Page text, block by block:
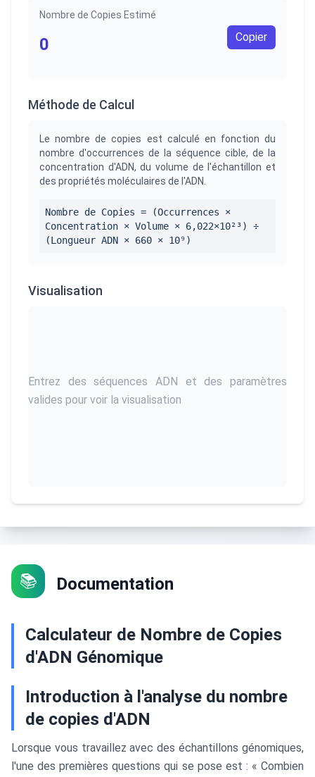
Nombre de Copies Estimé
0 Copier
Méthode de Calcul
Le nombre de copies est calculé en fonction du
nombre d'occurrences de la séquence cible, de la
concentration d'ADN, du volume de l'échantillon et
des propriétés moléculaires de l'ADN.
Nombre de Copies = (Occurrences ×
Concentration × Volume × 6,022×10²³) ÷
(Longueur ADN × 660 × 10⁹)
Visualisation
Entrez des séquences ADN et des paramètres
valides pour voir la visualisation
📚 Documentation
Calculateur de Nombre de Copies
d'ADN Génomique
Introduction à l'analyse du nombre
de copies d'ADN
Lorsque vous travaillez avec des échantillons génomiques,
l'une des premières questions qui se pose est : « Combien